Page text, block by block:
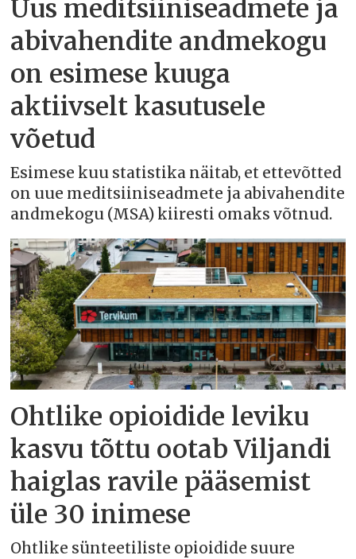
Uus meditsiiniseadmete ja
abivahendite andmekogu
on esimese kuuga
aktiivselt kasutusele
võetud
Esimese kuu statistika näitab, et ettevõtted
on uue meditsiiniseadmete ja abivahendite
andmekogu (MSA) kiiresti omaks võtnud.
Ohtlike opioidide leviku
kasvu tõttu ootab Viljandi
haiglas ravile pääsemist
üle 30 inimese
Ohtlike sünteetiliste opioidide suure